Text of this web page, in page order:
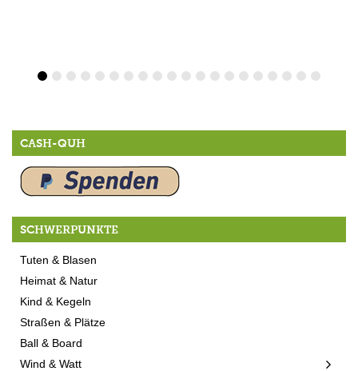
CASH-QUH
SCHWERPUNKTE
Tuten & Blasen
Heimat & Natur
Kind & Kegeln
Straßen & Plätze
Ball & Board
Wind & Watt